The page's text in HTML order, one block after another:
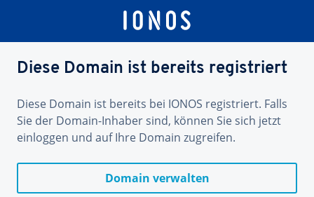
Diese Domain ist bereits registriert
Diese Domain ist bereits bei IONOS registriert. Falls
Sie der Domain-Inhaber sind, können Sie sich jetzt
einloggen und auf Ihre Domain zugreifen.
Domain verwalten